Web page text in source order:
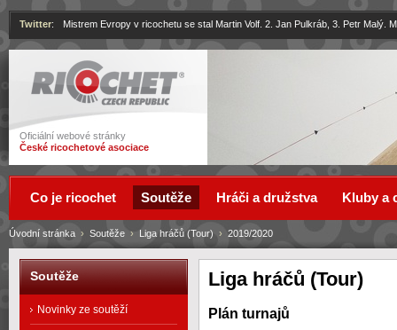
Ricochet
Oficiální webové stránky
České ricochetové asociace
Twitter: Mistrem Evropy v ricochetu se stal Martin Volf. 2. Jan Pulkráb, 3. Petr Malý.
Liga hráčů (Tour)
Plán turnajů
Úvodní stránka › Soutěže › Liga hráčů (Tour) › 2019/2020
Co je ricochet Soutěže Hráči a družstva Kluby a
Soutěže
Novinky ze soutěží